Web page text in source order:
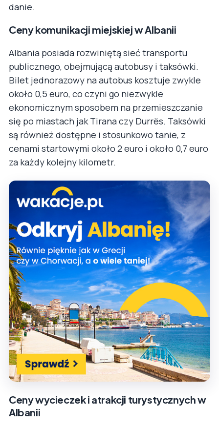
danie.
Ceny komunikacji miejskiej w Albanii
Albania posiada rozwiniętą sieć transportu
publicznego, obejmującą autobusy i taksówki.
Bilet jednorazowy na autobus kosztuje zwykle
około 0,5 euro, co czyni go niezwykle
ekonomicznym sposobem na przemieszczanie
się po miastach jak Tirana czy Durrës. Taksówki
są również dostępne i stosunkowo tanie, z
cenami startowymi około 2 euro i około 0,7 euro
za każdy kolejny kilometr.
Ceny wycieczek i atrakcji turystycznych w
Albanii